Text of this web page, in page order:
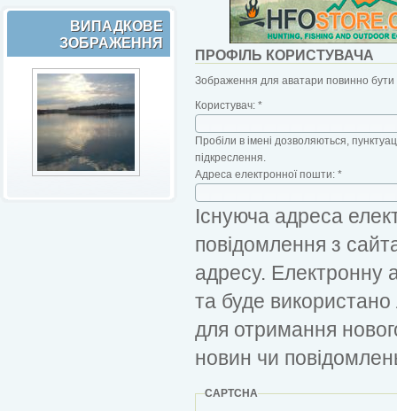
ВИПАДКОВЕ
ЗОБРАЖЕННЯ
ПРОФІЛЬ КОРИСТУВАЧА
Зображення для аватари повинно бути
Користувач: *
Пробіли в імені дозволяються,
підкреслення.
Адреса електронної пошти: *
Існуюча адреса
повідомлення з
адресу. Електронну
та буде
для отримання
новин чи
CAPTCHA